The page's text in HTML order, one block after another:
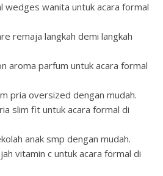
wedges wanita untuk acara formal
remaja langkah demi langkah
aroma parfum untuk acara formal
pria oversized dengan mudah.
slim fit untuk acara formal di
anak smp dengan mudah.
vitamin c untuk acara formal di